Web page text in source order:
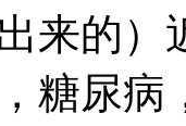
来的
糖尿病